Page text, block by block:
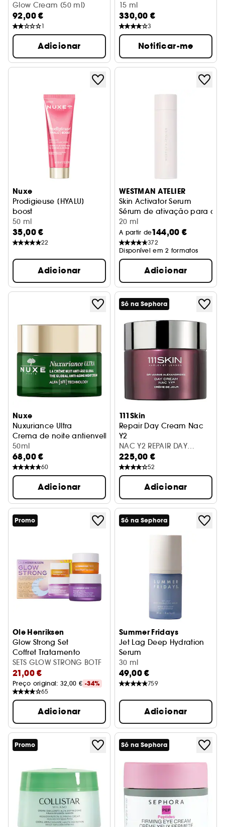
Creme Hidratante
Glow Cream (50 ml)
92,00 €
1
Adicionar
Revitalizante
Contorno dos Olhos
15 ml
330,00 €
3
Notificar-me
Nuxe
Prodigieuse [HYALU]
boost
Creme de Luminosidade e Preenchimento
50 ml
35,00 €
22
Adicionar
WESTMAN ATELIER
Skin Activator Serum
Sérum de ativação para a
20 ml
A partir de144,00 €
372
Disponível em 2 formatos
Adicionar
Nuxe
Nuxuriance Ultra
Crema de noite antienvelhecimento Global
50ml
68,00 €
60
Adicionar
Só na Sephora
111Skin
Repair Day Cream Nac
Y2
Creme Hidrante Facial
NAC Y2 REPAIR DAY
CREAM 50ML
225,00 €
52
Adicionar
Promo
Ole Henriksen
Glow Strong Set
Coffret Tratamento
SETS GLOW STRONG BOTF
21,00 €
Preço original: 32,00 € -34%
65
Adicionar
Só na Sephora
Summer Fridays
Jet Lag Deep Hydration
Serum
Sérum hidratante facial
30 ml
49,00 €
759
Adicionar
Promo Só na Sephora